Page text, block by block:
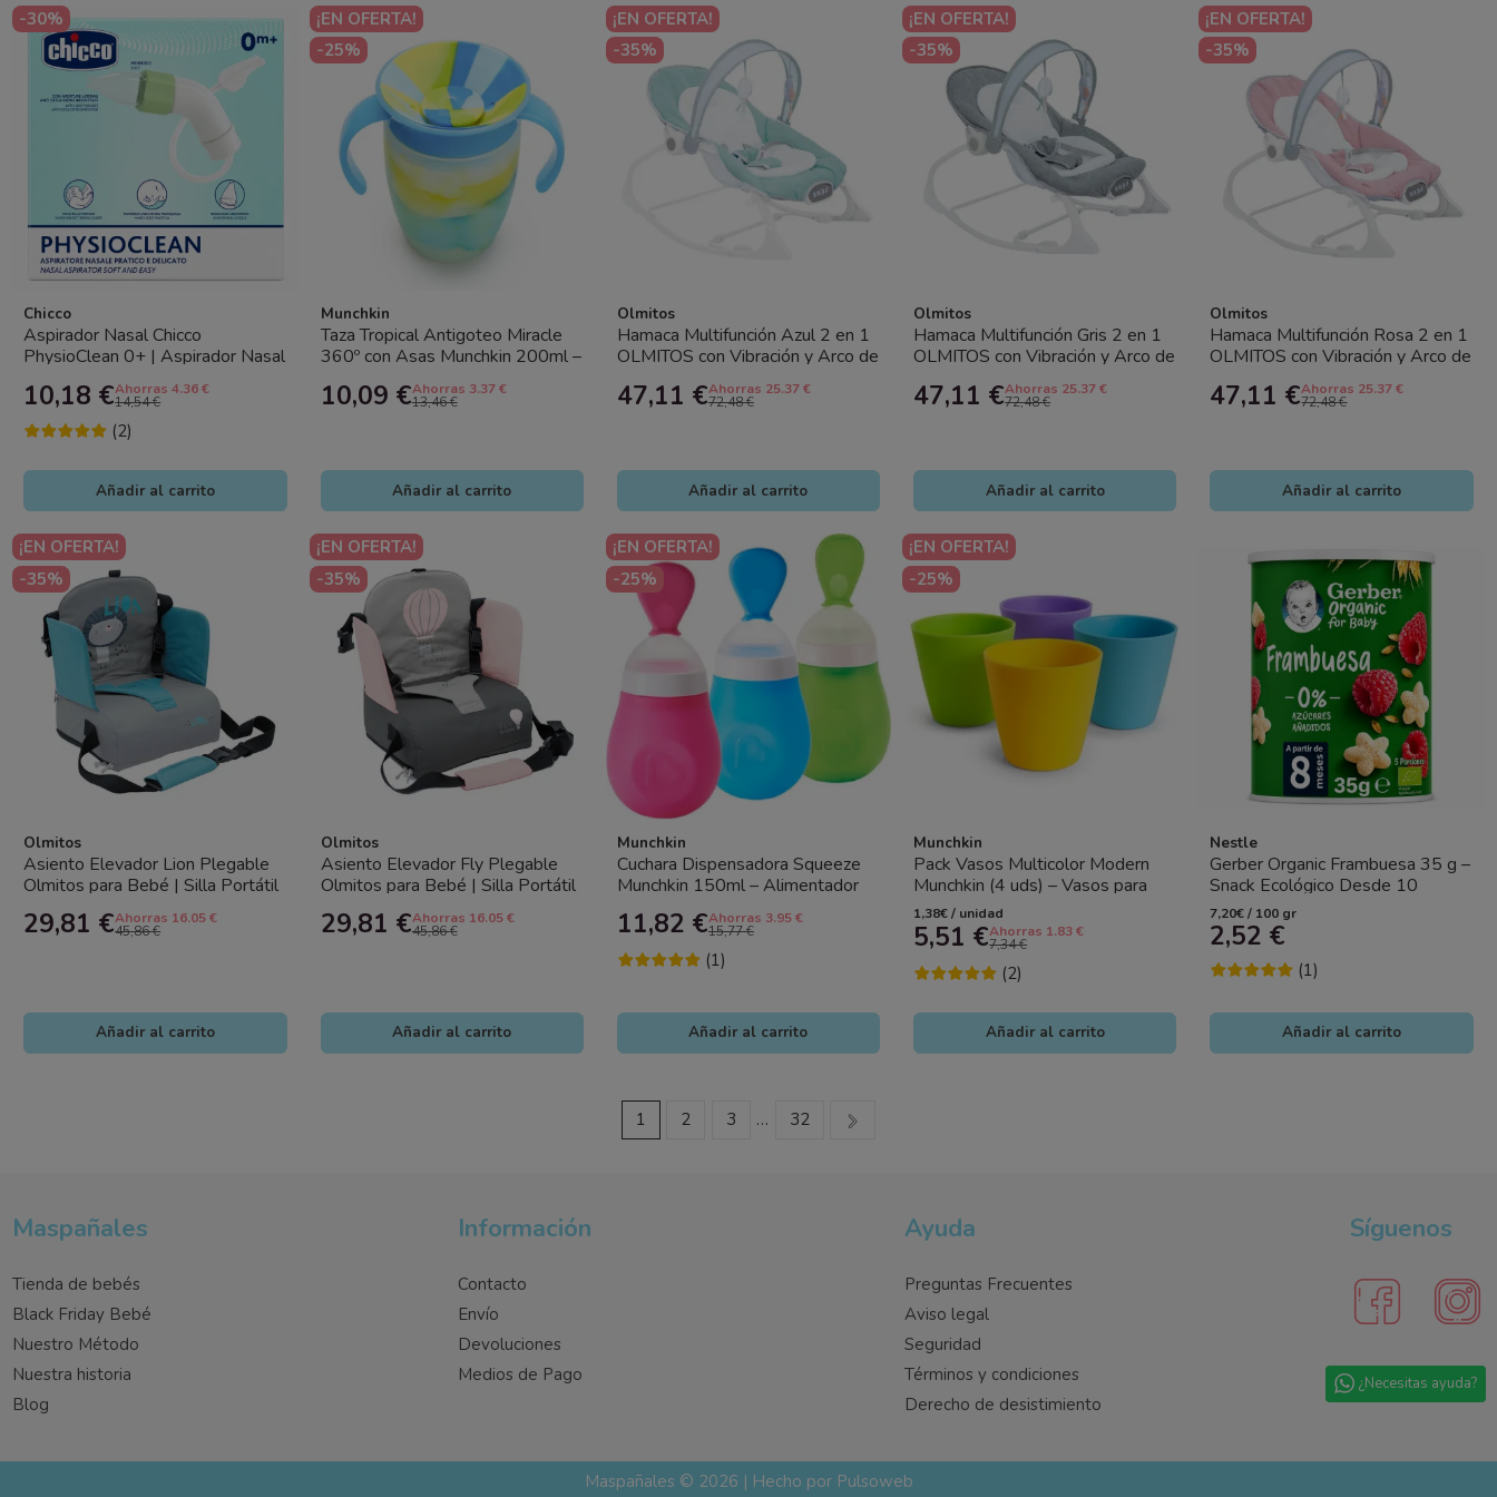
-30%
Chicco
Aspirador Nasal Chicco
PhysioClean 0+ | Aspirador Nasal
10,18 €Ahorras 4.36 €
14,54 €
(2)
Añadir al carrito
¡EN OFERTA!
-25%
Munchkin
Taza Tropical Antigoteo Miracle
360º con Asas Munchkin 200ml –
10,09 €Ahorras 3.37 €
13,46 €
Añadir al carrito
¡EN OFERTA!
-35%
Olmitos
Hamaca Multifunción Azul 2 en 1
OLMITOS con Vibración y Arco de
47,11 €Ahorras 25.37 €
72,48 €
Añadir al carrito
¡EN OFERTA!
-35%
Olmitos
Hamaca Multifunción Gris 2 en 1
OLMITOS con Vibración y Arco de
47,11 €Ahorras 25.37 €
72,48 €
Añadir al carrito
¡EN OFERTA!
-35%
Olmitos
Hamaca Multifunción Rosa 2 en 1
OLMITOS con Vibración y Arco de
47,11 €Ahorras 25.37 €
72,48 €
Añadir al carrito
¡EN OFERTA!
-35%
Olmitos
Asiento Elevador Lion Plegable
Olmitos para Bebé | Silla Portátil
29,81 €Ahorras 16.05 €
45,86 €
Añadir al carrito
¡EN OFERTA!
-35%
Olmitos
Asiento Elevador Fly Plegable
Olmitos para Bebé | Silla Portátil
29,81 €Ahorras 16.05 €
45,86 €
Añadir al carrito
¡EN OFERTA!
-25%
Munchkin
Cuchara Dispensadora Squeeze
Munchkin 150ml – Alimentador
11,82 €Ahorras 3.95 €
15,77 €
(1)
Añadir al carrito
¡EN OFERTA!
-25%
Munchkin
Pack Vasos Multicolor Modern
Munchkin (4 uds) – Vasos para
Bebé Resistentes y Sin BPA
1,38€ / unidad
5,51 €Ahorras 1.83 €
7,34 €
(2)
Añadir al carrito
Nestle
Gerber Organic Frambuesa 35 g –
Snack Ecológico Desde 10
Meses
7,20€ / 100 gr
2,52 €
(1)
Añadir al carrito
1 2 3 … 32
Maspañales
Tienda de bebés
Black Friday Bebé
Nuestro Método
Nuestra historia
Blog
Información
Contacto
Envío
Devoluciones
Medios de Pago
Ayuda
Preguntas Frecuentes
Aviso legal
Seguridad
Términos y condiciones
Derecho de desistimiento
Síguenos
Maspañales © 2026 | Hecho por Pulsoweb
¿Necesitas ayuda?